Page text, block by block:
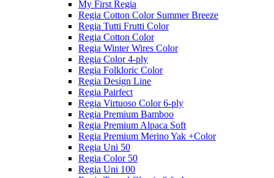
My First Regia
Regia Cotton Color Summer Breeze
Regia Tutti Frutti Color
Regia Cotton Color
Regia Winter Wires Color
Regia Color 4-ply
Regia Folkloric Color
Regia Design Line
Regia Pairfect
Regia Virtuoso Color 6-ply
Regia Premium Bamboo
Regia Premium Alpaca Soft
Regia Premium Merino Yak +Color
Regia Uni 50
Regia Color 50
Regia Uni 100